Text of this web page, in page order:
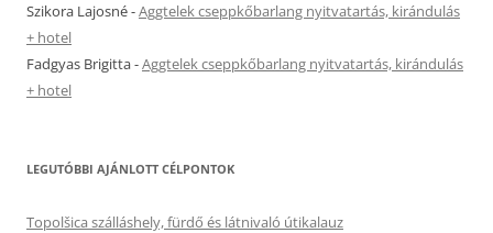
Szikora Lajosné-Aggtelek cseppkőbarlang nyitvatartás, kirándulás
+ hotel
Fadgyas Brigitta-Aggtelek cseppkőbarlang nyitvatartás, kirándulás
+ hotel
LEGUTÓBBI AJÁNLOTT CÉLPONTOK
Topolšica szálláshely, fürdő és látnivaló útikalauz